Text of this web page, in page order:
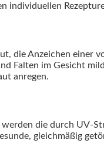
individuellen
die Anzeichen einer
Falten im Gesicht
anregen.
die durch UV-
gleichmäßig